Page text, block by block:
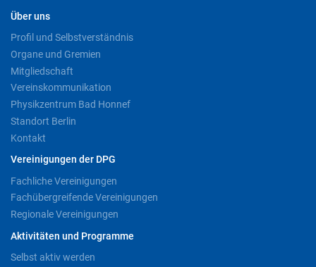
Über uns
Profil und Selbstverständnis
Organe und Gremien
Mitgliedschaft
Vereinskommunikation
Physikzentrum Bad Honnef
Standort Berlin
Kontakt
Vereinigungen der DPG
Fachliche Vereinigungen
Fachübergreifende Vereinigungen
Regionale Vereinigungen
Aktivitäten und Programme
Selbst aktiv werden